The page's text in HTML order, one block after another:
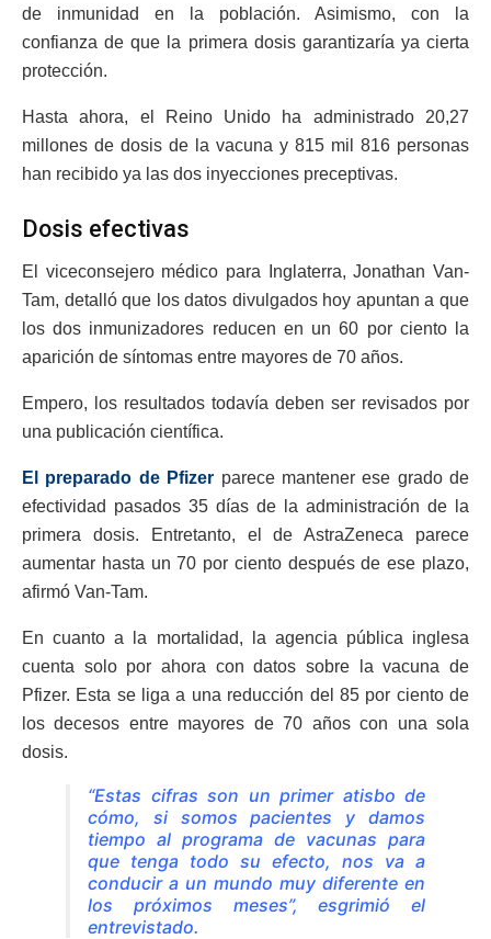
de inmunidad en la población. Asimismo, con la
confianza de que la primera dosis garantizaría ya cierta
protección.
Hasta ahora, el Reino Unido ha administrado 20,27
millones de dosis de la vacuna y 815 mil 816 personas
han recibido ya las dos inyecciones preceptivas.
Dosis efectivas
El viceconsejero médico para Inglaterra, Jonathan Van-
Tam, detalló que los datos divulgados hoy apuntan a que
los dos inmunizadores reducen en un 60 por ciento la
aparición de síntomas entre mayores de 70 años.
Empero, los resultados todavía deben ser revisados por
una publicación científica.
El preparado de Pfizer parece mantener ese grado de
efectividad pasados 35 días de la administración de la
primera dosis. Entretanto, el de AstraZeneca parece
aumentar hasta un 70 por ciento después de ese plazo,
afirmó Van-Tam.
En cuanto a la mortalidad, la agencia pública inglesa
cuenta solo por ahora con datos sobre la vacuna de
Pfizer. Esta se liga a una reducción del 85 por ciento de
los decesos entre mayores de 70 años con una sola
dosis.
“Estas cifras son un primer atisbo de
cómo, si somos pacientes y damos
tiempo al programa de vacunas para
que tenga todo su efecto, nos va a
conducir a un mundo muy diferente en
los próximos meses”, esgrimió el
entrevistado.